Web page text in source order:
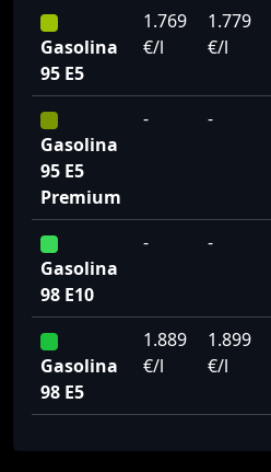
Gasolina
95 E5
1.769
€/l
1.779
€/l
Gasolina
95 E5
Premium
- -
Gasolina
98 E10
- -
Gasolina
98 E5
1.889
€/l
1.899
€/l